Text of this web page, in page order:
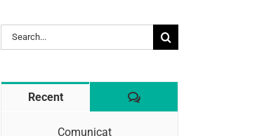
Search
for:
Recent Comentaris
Comunicat